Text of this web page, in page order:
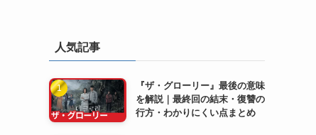
人気記事
『ザ・グローリー』最後の意味
を解説｜最終回の結末・復讐の
行方・わかりにくい点まとめ